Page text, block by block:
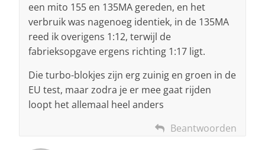
een mito 155 en 135MA gereden, en het
verbruik was nagenoeg identiek, in de 135MA
reed ik overigens 1:12, terwijl de
fabrieksopgave ergens richting 1:17 ligt.
Die turbo-blokjes zijn erg zuinig en groen in de
EU test, maar zodra je er mee gaat rijden
loopt het allemaal heel anders
Beantwoorden